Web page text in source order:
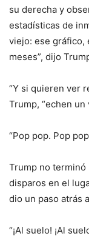
su derecha y
estadísticas de
viejo: ese gráfico,
meses”, dijo
“Y si quieren ver
Trump, “echen un
“Pop pop. Pop
Trump no terminó
disparos en el
dio un paso atrás
“¡Al suelo! ¡Al